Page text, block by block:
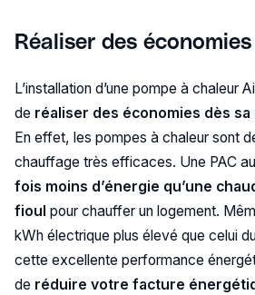
Réaliser des économies
L’installation d’une pompe à chaleur
de réaliser des économies dès
En effet, les pompes à chaleur sont
chauffage très efficaces. Une PAC
fois moins d’énergie qu’une
fioul pour chauffer un logement.
kWh électrique plus élevé que celui
cette excellente performance
de réduire votre facture